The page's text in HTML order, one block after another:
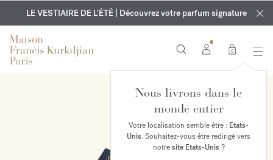
EXCLUSIF | Découvrez le nouveau parfum OUD
velvet mood
dans votre commande*
GRAVURE OFFERTE | Sur tous les parfums et huiles pour le
corps jusqu'au 9 août
LE VESTIAIRE DE L'ÉTÉ | Découvrez votre parfum signature
0
Nous livrons dans le
monde entier
Votre localisation semble être : Etats-
Unis. Souhaitez-vous être redirigé vers
notresite Etats-Unis?